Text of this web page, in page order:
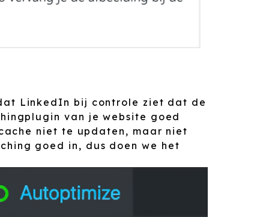
LinkedIn bij controle ziet dat de
van je website goed
niet te updaten, maar niet
goed in, dus doen we het